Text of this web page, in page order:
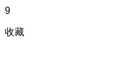
9
收藏